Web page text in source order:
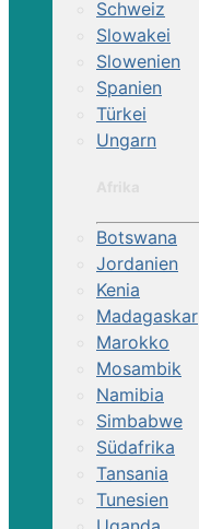
Schweiz
Slowakei
Slowenien
Spanien
Türkei
Ungarn
Botswana
Jordanien
Kenia
Madagaskar
Marokko
Mosambik
Namibia
Simbabwe
Südafrika
Tansania
Tunesien